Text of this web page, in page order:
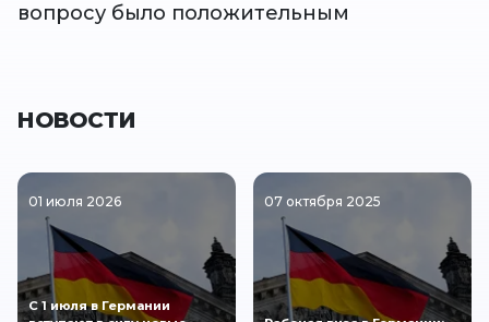
вопросу было положительным
НОВОСТИ
01 июля 2026
С 1 июля в Германии
07 октября 2025